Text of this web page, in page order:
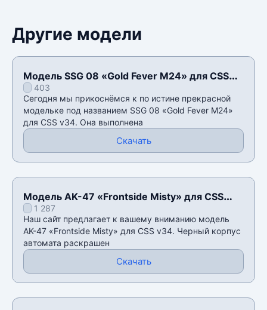
Другие модели
Модель SSG 08 «Gold Fever M24» для CSS
v34403
Сегодня мы прикоснёмся к по истине прекрасной
модельке под названием SSG 08 «Gold Fever M24»
для CSS v34. Она выполнена
Скачать
Модель AK-47 «Frontside Misty» для CSS
v341 287
Наш сайт предлагает к вашему вниманию модель
AK-47 «Frontside Misty» для CSS v34. Черный корпус
автомата раскрашен
Скачать